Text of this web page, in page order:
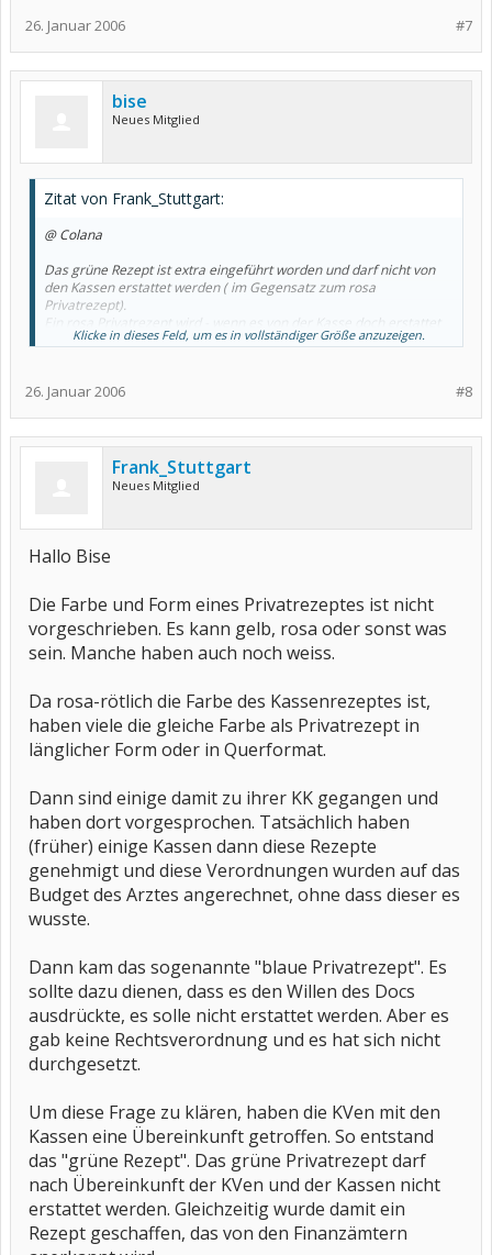
#7
26. Januar 2006
bise
Neues Mitglied
Zitat von Frank_Stuttgart:
@ Colana
Das grüne Rezept ist extra eingeführt worden und darf nicht von
den Kassen erstattet werden ( im Gegensatz zum rosa
Privatrezept).
Ein rosa Privatrezept wird - wenn es von der Kasse doch erstattet
wird - auch dem Arzneimittelbudget des Arztes zugerechnet.
......................
was ist denn ein rosa rezept? könnte das der kk vorgelegt werden?
rosa habe ich noch nie gesehen.
- so sieht es nämlich manchmal aus) privatrezept.
wäre ja mal ne idee, sich kg und lymphdrainage auf rosa
verschreiben zu lassen, wenn es der kk vorgelegt werden könnte.
bise
Klicke in dieses Feld, um es in vollständiger Größe anzuzeigen.
#8
26. Januar 2006
Frank_Stuttgart
Neues Mitglied
Hallo Bise
Die Farbe und Form eines Privatrezeptes ist nicht
vorgeschrieben. Es kann gelb, rosa oder sonst was
sein. Manche haben auch noch weiss.
Da rosa-rötlich die Farbe des Kassenrezeptes ist,
haben viele die gleiche Farbe als Privatrezept in
länglicher Form oder in Querformat.
Dann sind einige damit zu ihrer KK gegangen und
haben dort vorgesprochen. Tatsächlich haben
(früher) einige Kassen dann diese Rezepte
genehmigt und diese Verordnungen wurden auf das
Budget des Arztes angerechnet, ohne dass dieser es
wusste.
Dann kam das sogenannte "blaue Privatrezept". Es
sollte dazu dienen, dass es den Willen des Docs
ausdrückte, es solle nicht erstattet werden. Aber es
gab keine Rechtsverordnung und es hat sich nicht
durchgesetzt.
Um diese Frage zu klären, haben die KVen mit den
Kassen eine Übereinkunft getroffen. So entstand
das "grüne Rezept". Das grüne Privatrezept darf
nach Übereinkunft der KVen und der Kassen nicht
erstattet werden. Gleichzeitig wurde damit ein
Rezept geschaffen, das von den Finanzämtern